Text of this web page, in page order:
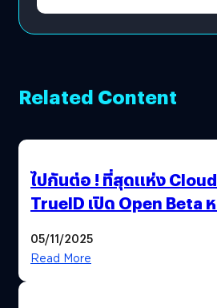
Related Content
ไปกันต่อ ! ที่สุดแห่ง
TrueID เปิด Open Beta
Thailand Game Show
05/11/2025
Read More